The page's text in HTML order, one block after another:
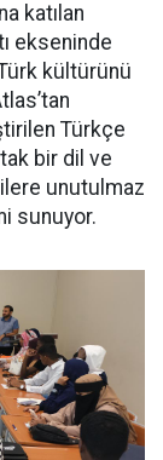
katılan
ekseninde
kültürünü
Türkçe
bir dil ve
unutulmaz
sunuyor.